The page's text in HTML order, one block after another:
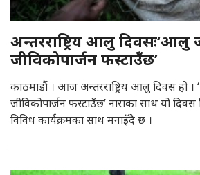
अन्तरराष्ट्रिय आलु दिवसः‘आलु
जीविकोपार्जन फस्टाउँछ’
काठमाडौं । आज अन्तरराष्ट्रिय आलु दिवस हो
जीविकोपार्जन फस्टाउँछ’ नाराका साथ यो दिवस
विविध कार्यक्रमका साथ मनाइँदै छ ।